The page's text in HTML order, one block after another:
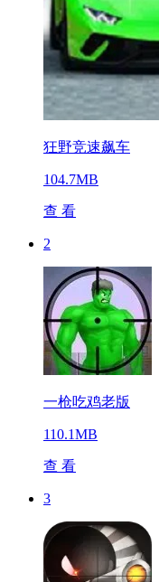
狂野竞速飙车
104.7MB
查 看
2
一枪吃鸡老版
110.1MB
查 看
3